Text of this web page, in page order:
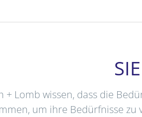
+ Lomb wissen, dass die
um ihre Bedürfnisse